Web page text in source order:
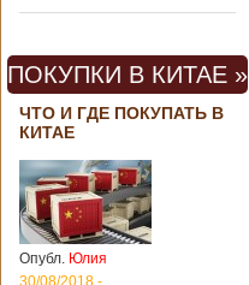
ПОКУПКИ В КИТАЕ »
ЧТО И ГДЕ ПОКУПАТЬ В
КИТАЕ
Опубл. Юлия
30/08/2018 -